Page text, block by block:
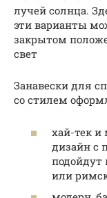
лучей солнца.
эти варианты
закрытом
свет
Занавески для
со стилем
хай-тек
дизайн с
подойдут
или